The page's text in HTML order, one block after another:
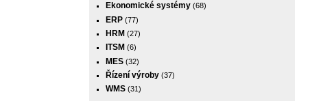
Ekonomické systémy(68)
ERP(77)
HRM (27)
ITSM (6)
MES(32)
Řízení výroby(37)
WMS(31)